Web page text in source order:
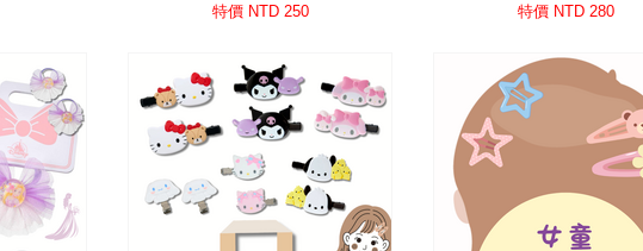
特價 NTD 250
特價 NTD 280